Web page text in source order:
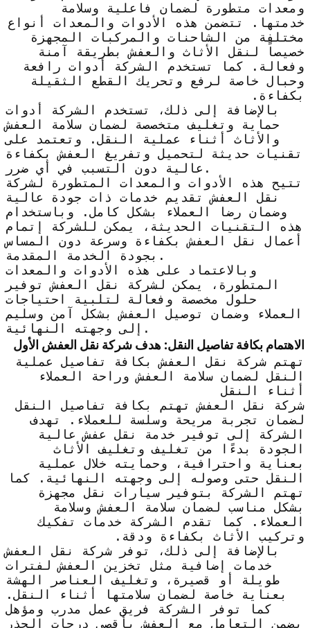
ومعدات متطورة لضمان فاعلية وسلامة
خدمتها. تتضمن هذه الأدوات والمعدات أنواع
مختلفة من الشاحنات والمركبات المجهزة
خصيصاً لنقل الأثاث والعفش بطريقة آمنة
وفعالة. كما تستخدم الشركة أدوات رافعة
وحبال خاصة لرفع وتحريك القطع الثقيلة
بكفاءة.
بالإضافة إلى ذلك، تستخدم الشركة أدوات
حماية وتغليف متخصصة لضمان سلامة العفش
والأثاث أثناء عملية النقل. وتعتمد على
تقنيات حديثة لتحميل وتفريغ العفش بكفاءة
عالية دون التسبب في أي ضرر.
تتيح هذه الأدوات والمعدات المتطورة لشركة
نقل العفش تقديم خدمات ذات جودة عالية
وضمان رضا العملاء بشكل كامل. وباستخدام
هذه التقنيات الحديثة، يمكن للشركة إتمام
أعمال نقل العفش بكفاءة وسرعة دون المساس
بجودة الخدمة المقدمة.
وبالاعتماد على هذه الأدوات والمعدات
المتطورة، يمكن لشركة نقل العفش توفير
حلول مخصصة وفعالة لتلبية احتياجات
العملاء وضمان توصيل العفش بشكل آمن وسليم
إلى وجهته النهائية.
الاهتمام بكافة تفاصيل النقل: هدف شركة نقل العفش الأول
تهتم شركة نقل العفش بكافة تفاصيل عملية
النقل لضمان سلامة العفش وراحة العملاء
أثناء النقل
شركة نقل العفش تهتم بكافة تفاصيل النقل
لضمان تجربة مريحة وسلسة للعملاء. تهدف
الشركة إلى توفير خدمة نقل عفش عالية
الجودة بدءًا من تغليف وتغليف الأثاث
بعناية واحترافية، وحمايته خلال عملية
النقل حتى وصوله إلى وجهته النهائية. كما
تهتم الشركة بتوفير سيارات نقل مجهزة
بشكل مناسب لضمان سلامة العفش وسلامة
العملاء. كما تقدم الشركة خدمات تفكيك
وتركيب الأثاث بكفاءة ودقة.
بالإضافة إلى ذلك، توفر شركة نقل العفش
خدمات إضافية مثل تخزين العفش لفترات
طويلة أو قصيرة، وتغليف العناصر الهشة
بعناية خاصة لضمان سلامتها أثناء النقل.
كما توفر الشركة فريق عمل مدرب ومؤهل
يضمن التعامل مع العفش بأقصى درجات الحذر